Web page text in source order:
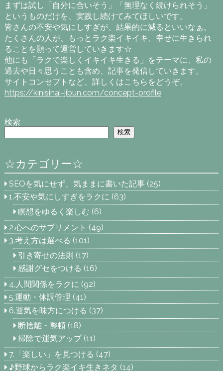
まずは試し「自分に合いそう」「無理なく続けられそう」
というものだけを、実践し続けてみてほしいです。
皆さんの不安や気にしすぎが、結果的に減るといいなぁ。
たくさんの人が、もっとラク楽イキイキ、幸せに生きられ
ることを願って運営していきます☆
他にも「ラクで楽しくイキイキ生きる」をテーマに、私の
過去や日々思うことも含め、記事を発信していきます。
サイトコンセプトなど、詳しくはこちらをどうぞ。
https://kinisinai-jibun.com/concept-profile
検索
検索
☆カテゴリー☆
SEOを気にせず、気ままに書いた記事 (25)
1.不安や気にしすぎをラクに (63)
瞑想をゆるく楽しむ (6)
2.心へのサプリメント (49)
3.考え方は選べる (101)
引き寄せの法則 (17)
感謝グセをつける (16)
4.人間関係をラクに (92)
5.運動・体調管理 (41)
6.運気を味方につける (37)
断捨離・整頓(18)
掃除で運気アップ(11)
7.「楽しい」を見つける (47)
♪野球からラク楽イキ生きネタ (14)